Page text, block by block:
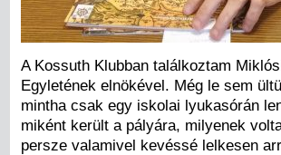
A Kossuth Klubban találkoztam
Egyletének elnökével. Még le sem
mintha csak egy iskolai lyukasórán
miként került a pályára, milyenek
persze valamivel kevéssé lelkesen